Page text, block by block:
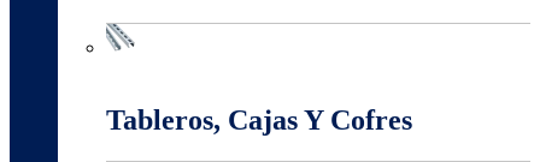
Tableros, Cajas Y Cofres